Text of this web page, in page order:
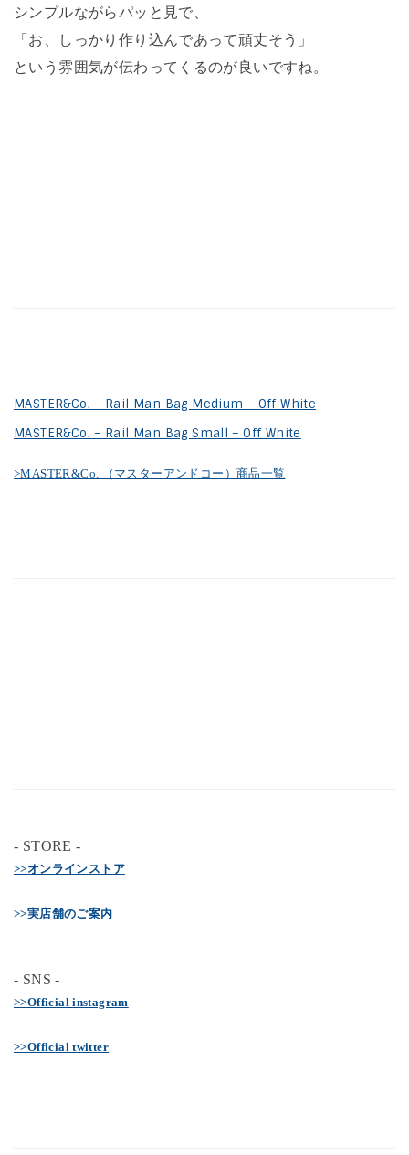
シンプルながらパッと見で、
「お、しっかり作り込んであって頑丈そう」
という雰囲気が伝わってくるのが良いですね。
MASTER&Co. – Rail Man Bag Medium – Off White
MASTER&Co. – Rail Man Bag Small – Off White
>MASTER&Co. （マスターアンドコー）商品一覧
- STORE -
>>オンラインストア
>>実店舗のご案内
- SNS -
>>Official instagram
>>Official twitter